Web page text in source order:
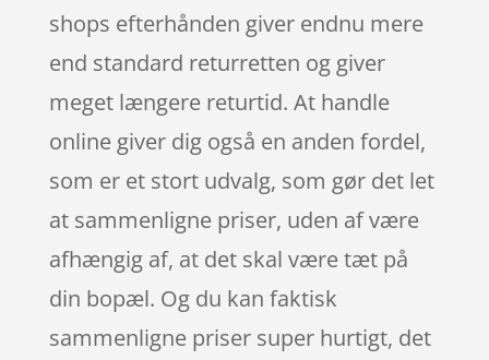
shops efterhånden giver endnu mere
end standard returretten og giver
meget længere returtid. At handle
online giver dig også en anden fordel,
som er et stort udvalg, som gør det let
at sammenligne priser, uden af være
afhængig af, at det skal være tæt på
din bopæl. Og du kan faktisk
sammenligne priser super hurtigt, det